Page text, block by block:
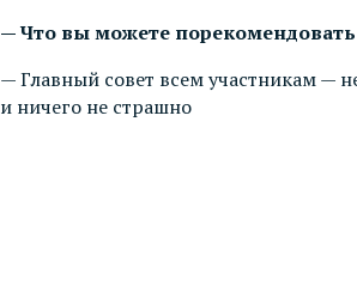
— Что вы можете
— Главный совет всем участникам —
и ничего не страшно